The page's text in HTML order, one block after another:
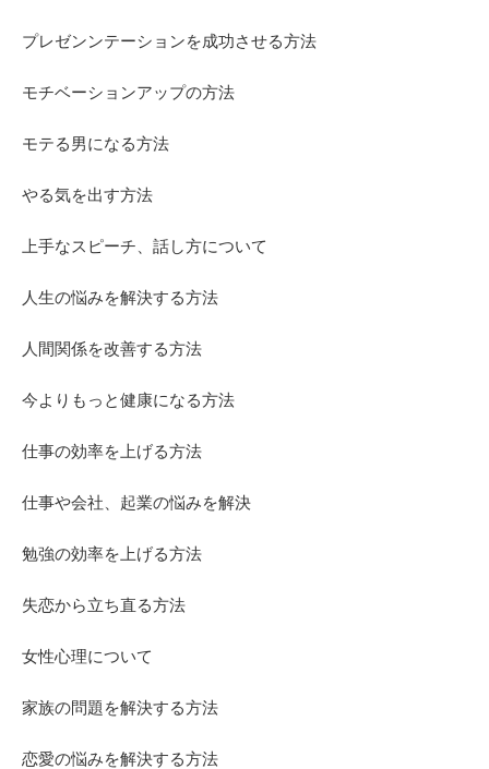
プレゼンンテーションを成功させる方法
モチベーションアップの方法
モテる男になる方法
やる気を出す方法
上手なスピーチ、話し方について
人生の悩みを解決する方法
人間関係を改善する方法
今よりもっと健康になる方法
仕事の効率を上げる方法
仕事や会社、起業の悩みを解決
勉強の効率を上げる方法
失恋から立ち直る方法
女性心理について
家族の問題を解決する方法
恋愛の悩みを解決する方法